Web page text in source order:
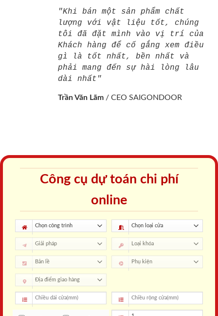
"Khi bán một sản phẩm chất
lượng với vật liệu tốt, chúng
tôi đã đặt mình vào vị trí của
Khách hàng để cố gắng xem điều
gì là tốt nhất, bền nhất và
phải mang đến sự hài lòng lâu
dài nhất"
Trần Văn Lãm / CEO SAIGONDOOR
Công cụ dự toán chi phí
online